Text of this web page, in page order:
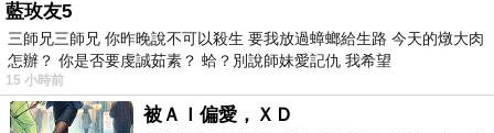
山的景觀中，是一個度假勝地。
藍玫友5
三師兄三師兄 你昨晚說不可以殺生 要我放過蟑螂給生路 今天的燉大肉
怎辦？ 你是否要虔誠茹素？ 蛤？別說師妹愛記仇 我希望
15 小時前
被ＡＩ偏愛，ＸＤ